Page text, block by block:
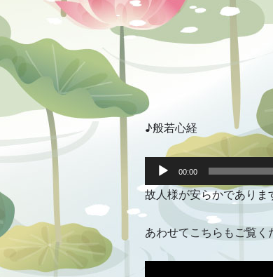
♪般若心経
音
プ
レ
ヤ
ー
00:00
故人様が安らかでありま
あわせてこちらもご覧く